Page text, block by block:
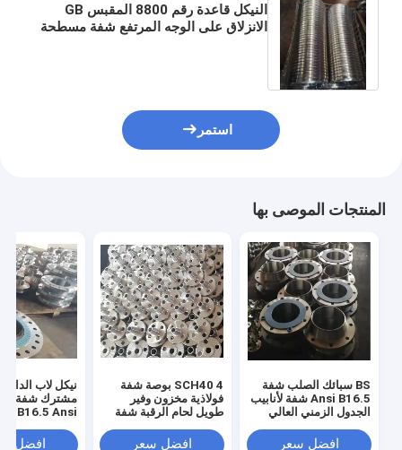
النيكل قاعدة رقم 8800 المقبس GB
الانزلاق على الوجه المرتفع شفة مسطحة
استمر
المنتجات الموصى بها
BS سبائك الصلب شفة
Ansi B16.5 شفة لأنابيب
الجدول الزمني العالي
افضل سعر
SCH40 4 بوصة شفة
فولاذية مخزون وفير
طويل لحام الرقبة شفة
افضل سعر
نيكل لاب
افضل